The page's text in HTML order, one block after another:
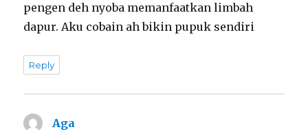
pengen deh nyoba memanfaatkan limbah
dapur. Aku cobain ah bikin pupuk sendiri
Reply
Aga